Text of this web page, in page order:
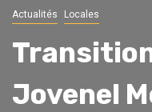
Actualités Locales
Jovenel